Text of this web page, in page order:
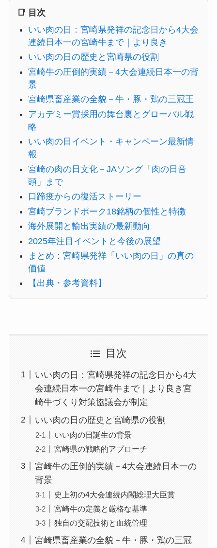
📑 目次
いい肉の日：宮崎県発祥の記念日から4大会
連続日本一の宮崎牛まで｜より良き
いい肉の日の歴史と宮崎県の役割
宮崎牛の圧倒的実績－4大会連続日本一の背
景
宮崎県畜産業の全貌－牛・豚・鶏の三冠王
アカデミー賞採用の舞台裏とグローバル戦
略
いい肉の日イベント・キャンペーン最新情
報
宮崎の肉の日文化－JAソング「肉の日音
頭」まで
口蹄疫からの復活ストーリー
宮崎ブランドポーク18銘柄の個性と特徴
海外展開と輸出実績の最新動向
2025年注目イベントと今後の展望
まとめ：宮崎県発祥「いい肉の日」の真の
価値
【出典・参考資料】
目次
いい肉の日：宮崎県発祥の記念日から4大
会連続日本一の宮崎牛まで｜より良き宮
崎牛づくり対策協議会が制定
いい肉の日の歴史と宮崎県の役割
いい肉の日誕生の背景
宮崎県の戦略的アプローチ
宮崎牛の圧倒的実績－4大会連続日本一の
背景
史上初の4大会連続内閣総理大臣賞
宮崎牛の定義と厳格な基準
独自の交配技術と血統管理
宮崎県畜産業の全貌－牛・豚・鶏の三冠